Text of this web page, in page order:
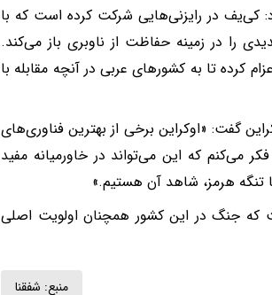
کی‌یف در رایزنی‌هایی شرکت کرده است که با
را در زمینه حفاظت از ناوبری باز می‌کند.
به خاورمیانه اعزام کرده تا به کشورهای عربی در آنچه مقابله با
گفت: «اوکراین برخی از بهترین فناوری‌های
می‌کنم که این می‌تواند در خاورمیانه مفید
تنگه هرمز، شاهد آن هستیم.»
که جنگ در این کشور همچنان اولویت اصلی
منبع: شفقنا